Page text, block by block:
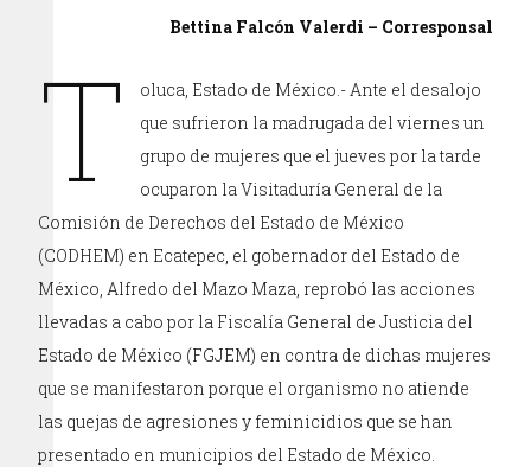
Bettina Falcón Valerdi – Corresponsal
T
oluca, Estado de México.- Ante el desalojo
que sufrieron la madrugada del viernes un
grupo de mujeres que el jueves por la tarde
ocuparon la Visitaduría General de la
Comisión de Derechos del Estado de México
(CODHEM) en Ecatepec, el gobernador del Estado de
México, Alfredo del Mazo Maza, reprobó las acciones
llevadas a cabo por la Fiscalía General de Justicia del
Estado de México (FGJEM) en contra de dichas mujeres
que se manifestaron porque el organismo no atiende
las quejas de agresiones y feminicidios que se han
presentado en municipios del Estado de México.